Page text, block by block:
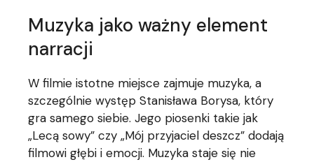
Muzyka jako ważny element
narracji
W filmie istotne miejsce zajmuje muzyka, a
szczególnie występ Stanisława Borysa, który
gra samego siebie. Jego piosenki takie jak
„Lecą sowy” czy „Mój przyjaciel deszcz” dodają
filmowi głębi i emocji. Muzyka staje się nie